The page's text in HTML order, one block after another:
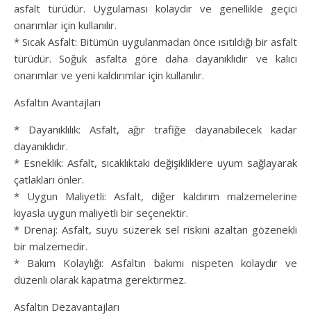
asfalt türüdür. Uygulaması kolaydır ve genellikle geçici
onarımlar için kullanılır.
* Sıcak Asfalt: Bitümün uygulanmadan önce ısıtıldığı bir asfalt
türüdür. Soğuk asfalta göre daha dayanıklıdır ve kalıcı
onarımlar ve yeni kaldırımlar için kullanılır.
Asfaltın Avantajları
* Dayanıklılık: Asfalt, ağır trafiğe dayanabilecek kadar
dayanıklıdır.
* Esneklik: Asfalt, sıcaklıktaki değişikliklere uyum sağlayarak
çatlakları önler.
* Uygun Maliyetli: Asfalt, diğer kaldırım malzemelerine
kıyasla uygun maliyetli bir seçenektir.
* Drenaj: Asfalt, suyu süzerek sel riskini azaltan gözenekli
bir malzemedir.
* Bakım Kolaylığı: Asfaltın bakımı nispeten kolaydır ve
düzenli olarak kapatma gerektirmez.
Asfaltın Dezavantajları